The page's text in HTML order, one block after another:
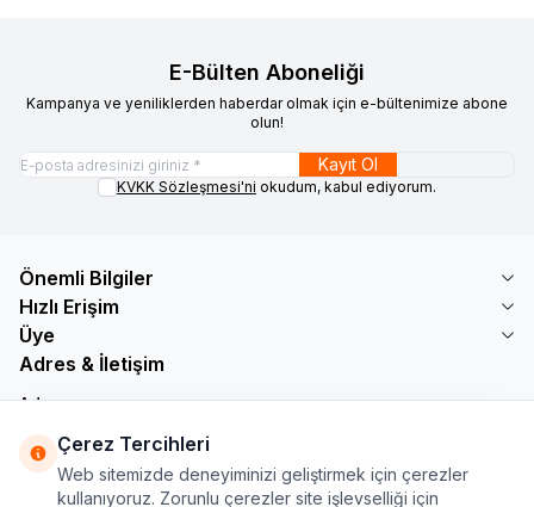
E-Bülten Aboneliği
Kampanya ve yeniliklerden haberdar olmak için e-bültenimize abone
olun!
Kayıt Ol
KVKK Sözleşmesi'ni okudum, kabul ediyorum.
Önemli Bilgiler
Hızlı Erişim
Üye
Adres & İletişim
Adres
İSTANBUL
Telefon
+90 555 560 27 32
Çerez Tercihleri
Web sitemizde deneyiminizi geliştirmek için çerezler
kullanıyoruz. Zorunlu çerezler site işlevselliği için